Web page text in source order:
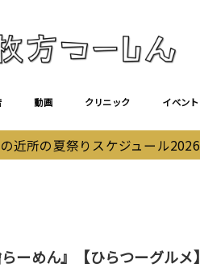
動画 クリニック イベント
近所の夏祭りスケジュール2026
ーめん』【ひらつーグルメ】